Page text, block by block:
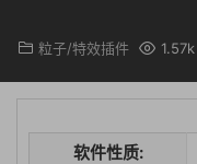
粒子/特效插件 1.57k
软件性质: